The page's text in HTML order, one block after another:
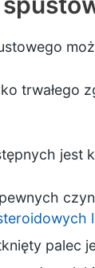
trwałego
jest
palec